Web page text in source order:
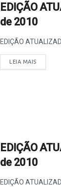
EDIÇÃO
de 2010
EDIÇÃO
LEIA MAIS
EDIÇÃO
de 2010
EDIÇÃO